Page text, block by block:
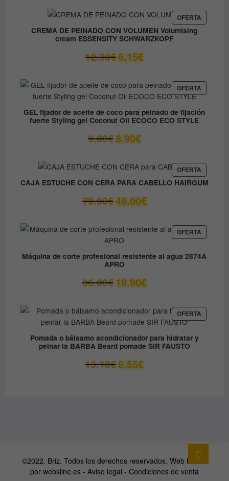
era:
37.45€.
es:
31.80€.
OFERTA
EN
CREMA DE PEINADO CON VOLUMEN Volumising
cream ESSENSITY SCHWARZKOPF
12.30€El
precio
era:
12.30€.
6.15€El
precio
es:
6.15€.
OFERTA
EN
GEL fijador de aceite de coco para peinado de fijación
fuerte Styling gel Coconut Oil ECOCO ECO STYLE
9.80€ El
precio
era:
9.80€.
8.90€El
precio
es:
8.90€.
OFERTA
EN
OFERTA
CAJA ESTUCHE CON CERA PARA CABELLO HAIRGUM
79.90€ El
precio
era:
79.90€.
49.00€El
precio
es:
OFERTA
EN
Máquina de corte profesional resistente al agua 2874A
APRO
36.00€ El
precio
era:
36.00€.
19.90€El
precio
es:
19.90€.
OFERTA
EN
Pomada o bálsamo acondicionador para hidratar y
peinar la BARBA Beard pomade SIR FAUSTO
13.10€El
precio
6.55€El
precio
©2022. Briz. Todos los derechos reservados. Web hecha
por websline.es- Aviso legal - Condiciones de venta
Ir
arriba